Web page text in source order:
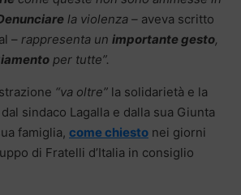
la violenza – aveva scritto
– rappresenta un importante gesto,
per tutte”.
“va oltre” la solidarietà e la
sindaco Lagalla e dalla sua Giunta
famiglia, come chiesto nei giorni
di Fratelli d’Italia in consiglio